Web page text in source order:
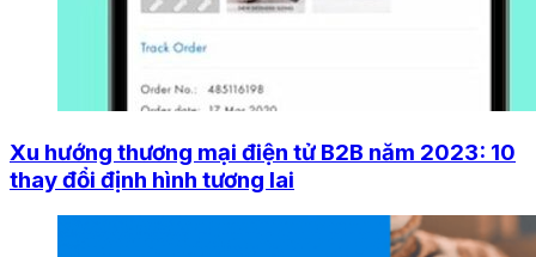
Xu hướng thương mại điện tử B2B năm 2023: 10
thay đổi định hình tương lai